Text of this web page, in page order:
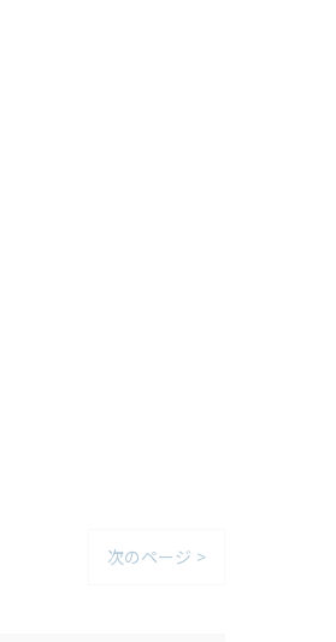
次のページ >